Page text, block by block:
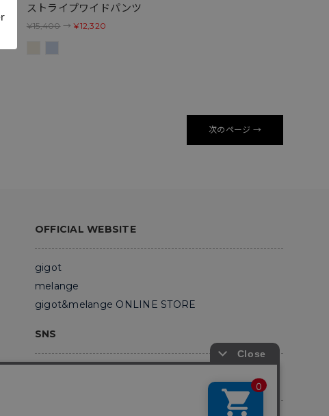
ストライプワイドパンツ
¥15,400→¥12,320
次のページ →
OFFICIAL WEBSITE
gigot
melange
gigot&melange ONLINE STORE
SNS